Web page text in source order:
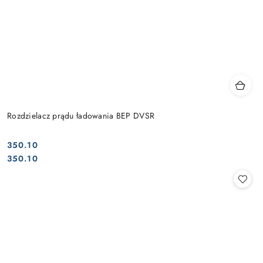
Rozdzielacz prądu ładowania BEP DVSR
Cena:
350.10
Cena:
350.10